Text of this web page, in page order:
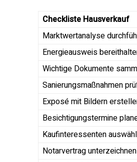
Checkliste Hausverkauf
Marktwertanalyse
Energieausweis
Wichtige Dokumente
Sanierungsmaßnahmen
Exposé mit Bildern
Besichtigungstermine
Kaufinteressenten
Notarvertrag unterzeichnen